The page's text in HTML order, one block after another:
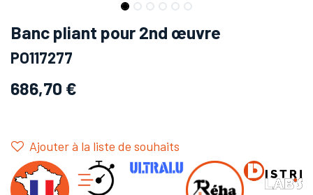
Banc pliant pour 2nd œuvre
PO117277
686,70 €
Ajouter à la liste de souhaits